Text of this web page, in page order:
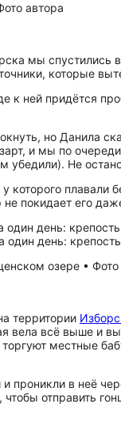
автора
мы
которые
к ней придётся
но Данила
и мы по
Не
которого
не покидает его
озере • Фото
территории
вела всё выше и
местные
проникли в неё
отправить